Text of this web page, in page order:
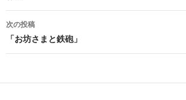
ナ
ビ
ゲ
ー
次の投稿
「お坊さまと鉄砲」